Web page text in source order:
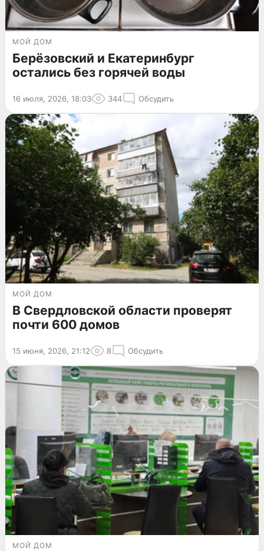
МОЙ ДОМ
Берёзовский и Екатеринбург
остались без горячей воды
16 июля, 2026, 18:03 344 Обсудить
МОЙ ДОМ
В Свердловской области проверят
почти 600 домов
15 июня, 2026, 21:12 8 Обсудить
МОЙ ДОМ